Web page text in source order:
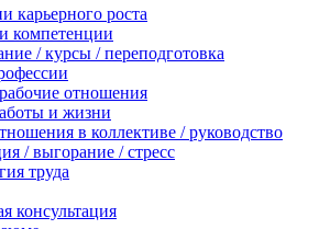
карьерного роста
компетенции
/ курсы / переподготовка
отношения
и жизни
в коллективе / руководство
/ выгорание / стресс
труда
консультация